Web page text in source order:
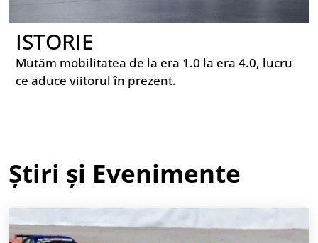
ISTORIE
Mutăm mobilitatea de la era 1.0 la era 4.0, lucru
ce aduce viitorul în prezent.
Știri și Evenimente